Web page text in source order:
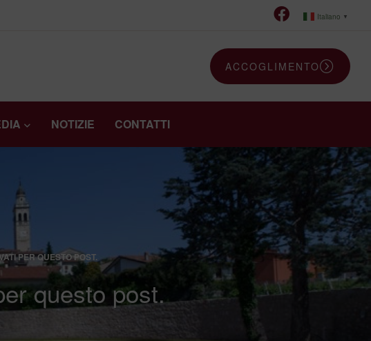
Italiano ▼
ACCOGLIMENTO
NOTIZIE CONTATTI
PER QUESTO POST.
questo post.